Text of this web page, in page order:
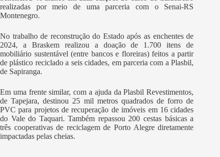
realizadas por meio de uma parceria com o Senai-RS
Montenegro.
No trabalho de reconstrução do Estado após as enchentes de
2024, a Braskem realizou a doação de 1.700 itens de
mobiliário sustentável (entre bancos e floreiras) feitos a partir
de plástico reciclado a seis cidades, em parceria com a Plasbil,
de Sapiranga.
Em uma frente similar, com a ajuda da Plasbil Revestimentos,
de Tapejara, destinou 25 mil metros quadrados de forro de
PVC para projetos de recuperação de imóveis em 16 cidades
do Vale do Taquari. Também repassou 200 cestas básicas a
três cooperativas de reciclagem de Porto Alegre diretamente
impactadas pelas cheias.